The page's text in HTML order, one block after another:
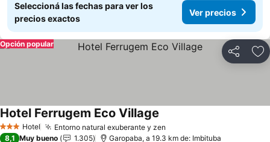
Seleccioná las fechas para ver los
precios exactos
Ver precios
Compartir
Opción popular
3 Estrellas
Hotel Entorno natural exuberante y zen
Hotel Ferrugem Eco Village
8,1 Muy bueno 1.305 Garopaba, a 19.3 km de: Imbituba